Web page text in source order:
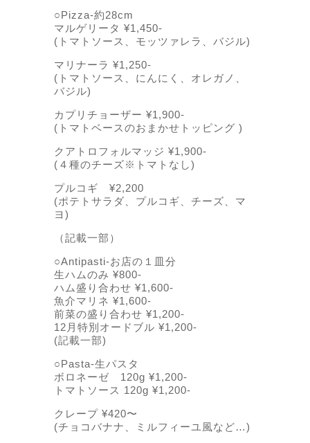
○Pizza-約28cm
マルゲリータ ¥1,450-
(トマトソース、モッツァレラ、バジル)
マリナーラ ¥1,250-
(トマトソース、にんにく、オレガノ、
バジル)
カプリチョーザー ¥1,900-
(トマトベースのおまかせトッピング )
クアトロフォルマッジ ¥1,900-
(４種のチーズ※トマトなし)
プルコギ ¥2,200
(ポテトサラダ、プルコギ、チーズ、マ
ヨ)
（記載一部）
○Antipasti-お店の１皿分
生ハムのみ ¥800-
ハム盛り合わせ ¥1,600-
魚介マリネ ¥1,600-
前菜の盛り合わせ ¥1,200-
12月特別オードブル ¥1,200-
(記載一部)
○Pasta-生パスタ
ボロネーゼ 120g ¥1,200-
トマトソース 120g ¥1,200-
クレープ ¥420〜
(チョコバナナ、ミルフィーユ風など…)